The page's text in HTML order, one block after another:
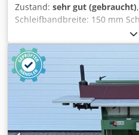
Zustand: sehr gut (gebraucht)
Schleifbandbreite: 150 mm
Abmessungen des
Zusätzliche Walze zum
Oszillation Anschluss: 400 V
Cedpswv Swaefx Ab Ssrf
Breite: 700 mm Höhe: 1560